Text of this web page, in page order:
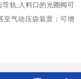
轨;入料口的光圈阀可
至气动压袋装置；可增